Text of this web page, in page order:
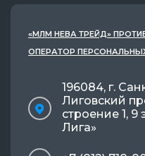
«МЛМ НЕВА ТРЕЙД»
ОПЕРАТОР
196084, г.
Лиговский
строение 1,
Лига»